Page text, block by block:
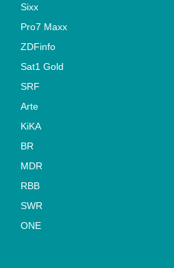
Sixx
Pro7 Maxx
ZDFinfo
Sat1 Gold
SRF
Arte
KiKA
BR
MDR
RBB
SWR
ONE